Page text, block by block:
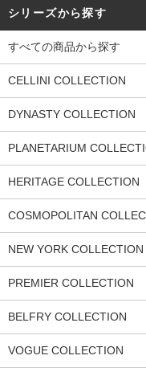
シリーズから探す
すべての商品から探す
CELLINI COLLECTION
DYNASTY COLLECTION
PLANETARIUM
HERITAGE COLLECTION
COSMOPOLITAN
NEW YORK COLLECTION
PREMIER COLLECTION
BELFRY COLLECTION
VOGUE COLLECTION